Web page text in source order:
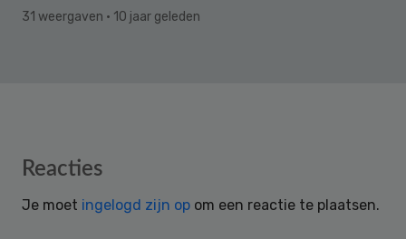
31 weergaven · 10 jaar geleden
Reader
Reacties
Je moet ingelogd zijn op om een reactie te plaatsen.